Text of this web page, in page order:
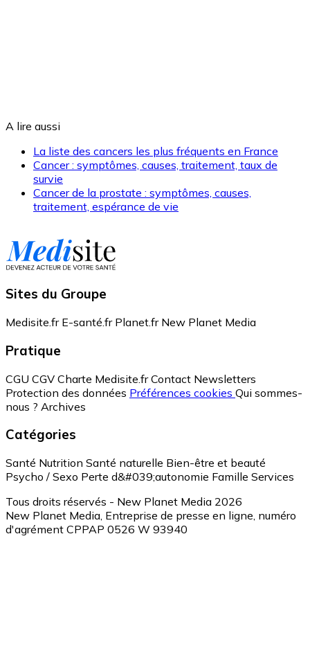
A lire aussi
La liste des cancers les plus fréquents en France
Cancer : symptômes, causes, traitement, taux de
survie
Cancer de la prostate : symptômes, causes,
traitement, espérance de vie
Sites du Groupe
Medisite.fr E-santé.fr Planet.fr New Planet Media
Pratique
CGU CGV Charte Medisite.fr Contact Newsletters
Protection des données Préférences cookies Qui sommes-
nous ? Archives
Catégories
Santé Nutrition Santé naturelle Bien-être et beauté
Psycho / Sexo Perte d&#039;autonomie Famille Services
Tous droits réservés - New Planet Media 2026
New Planet Media, Entreprise de presse en ligne, numéro
d'agrément CPPAP 0526 W 93940